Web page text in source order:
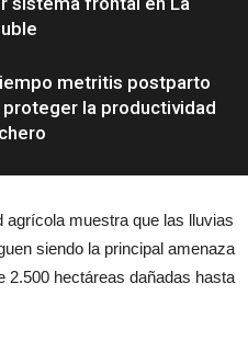
metritis postparto
proteger la productividad
agrícola muestra que las lluvias
siendo la principal amenaza
2.500 hectáreas dañadas hasta